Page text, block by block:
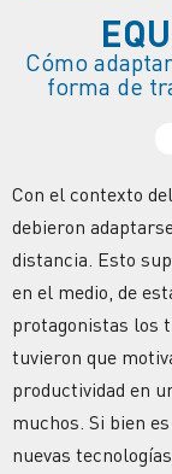
Cómo
forma de
Con el contexto
debieron
distancia. Esto
en el medio, de
protagonistas los
tuvieron que
productividad en
muchos. Si bien
nuevas